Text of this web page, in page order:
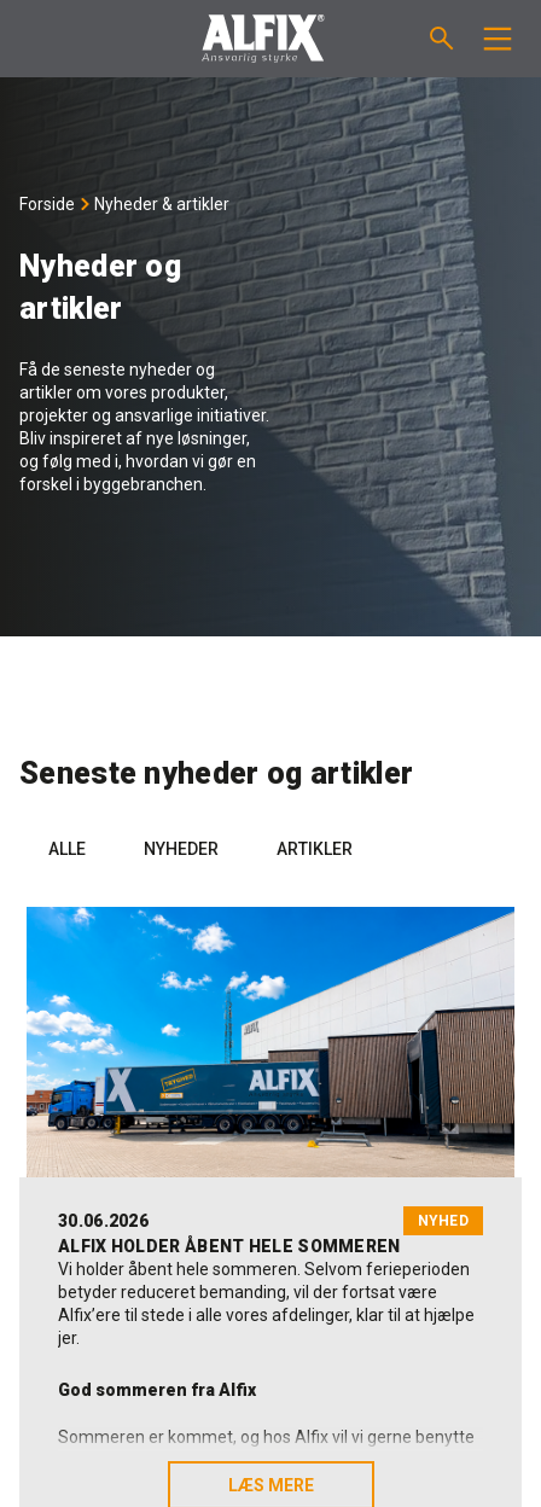
Støbemasse ”Mix”
Spartelmasse ”Mix”
Vådrumsmembraner
Fliseklæber "Fix"
Primere / Bindere
Downloads
VEJLEDNINGER
FORBRUGSBEREGNER
OM ALFIX
Om Alfix
Ansvarlighed
NYHEDER & ARTIKLER
DK
Forside Nyheder & artikler
Nyheder og
artikler
Få de seneste nyheder og
artikler om vores produkter,
projekter og ansvarlige initiativer.
Bliv inspireret af nye løsninger,
og følg med i, hvordan vi gør en
forskel i byggebranchen.
Seneste nyheder og artikler
ALLE NYHEDER ARTIKLER
30.06.2026 NYHED
ALFIX HOLDER ÅBENT HELE SOMMEREN
Vi holder åbent hele sommeren. Selvom ferieperioden
betyder reduceret bemanding, vil der fortsat være
Alfix’ere til stede i alle vores afdelinger, klar til at hjælpe
jer.
God sommeren fra Alfix
Sommeren er kommet, og hos Alfix vil vi gerne benytte
lejligheden til at ønske kunder, leverandører
samarbejdspartnere og kolleger en rigtig god sommer.
LÆS MERE
LÆS MERE